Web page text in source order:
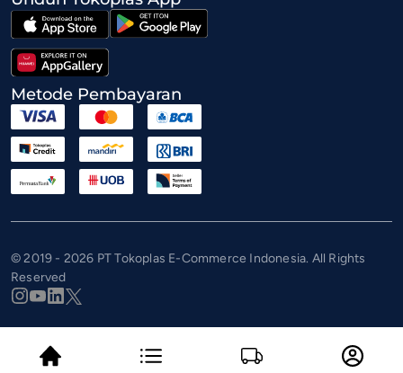
Metode Pembayaran
© 2019 - 2026 PT Tokoplas E-Commerce Indonesia. All Rights
Reserved